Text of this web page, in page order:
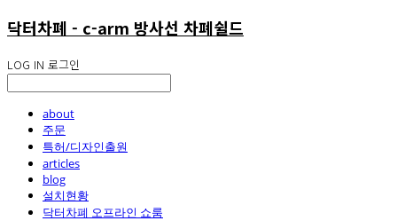
닥터차폐 - c-arm 방사선 차폐쉴드
LOG IN 로그인
about
주문
특허/디자인출원
articles
blog
설치현황
닥터차폐 오프라인 쇼룸